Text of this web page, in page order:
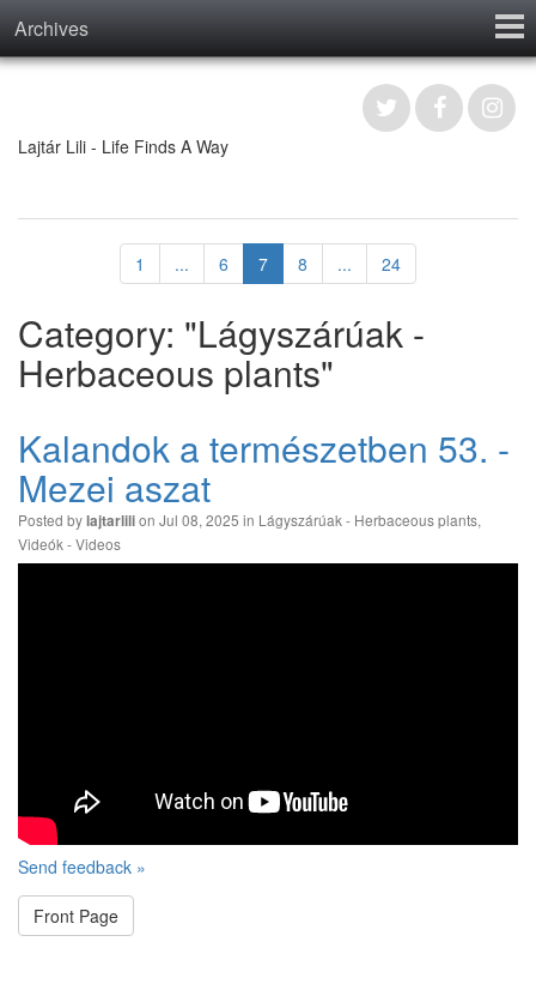
Archives
Home
Contact
Lajtár Lili - Life Finds A Way
1 ... 6 7 8 ... 24
Category: "Lágyszárúak -
Herbaceous plants"
Kalandok a természetben 53. -
Mezei aszat
Posted bylajtarlilion Jul 08, 2025 in Lágyszárúak - Herbaceous plants,
Videók - Videos
Send feedback »
Front Page